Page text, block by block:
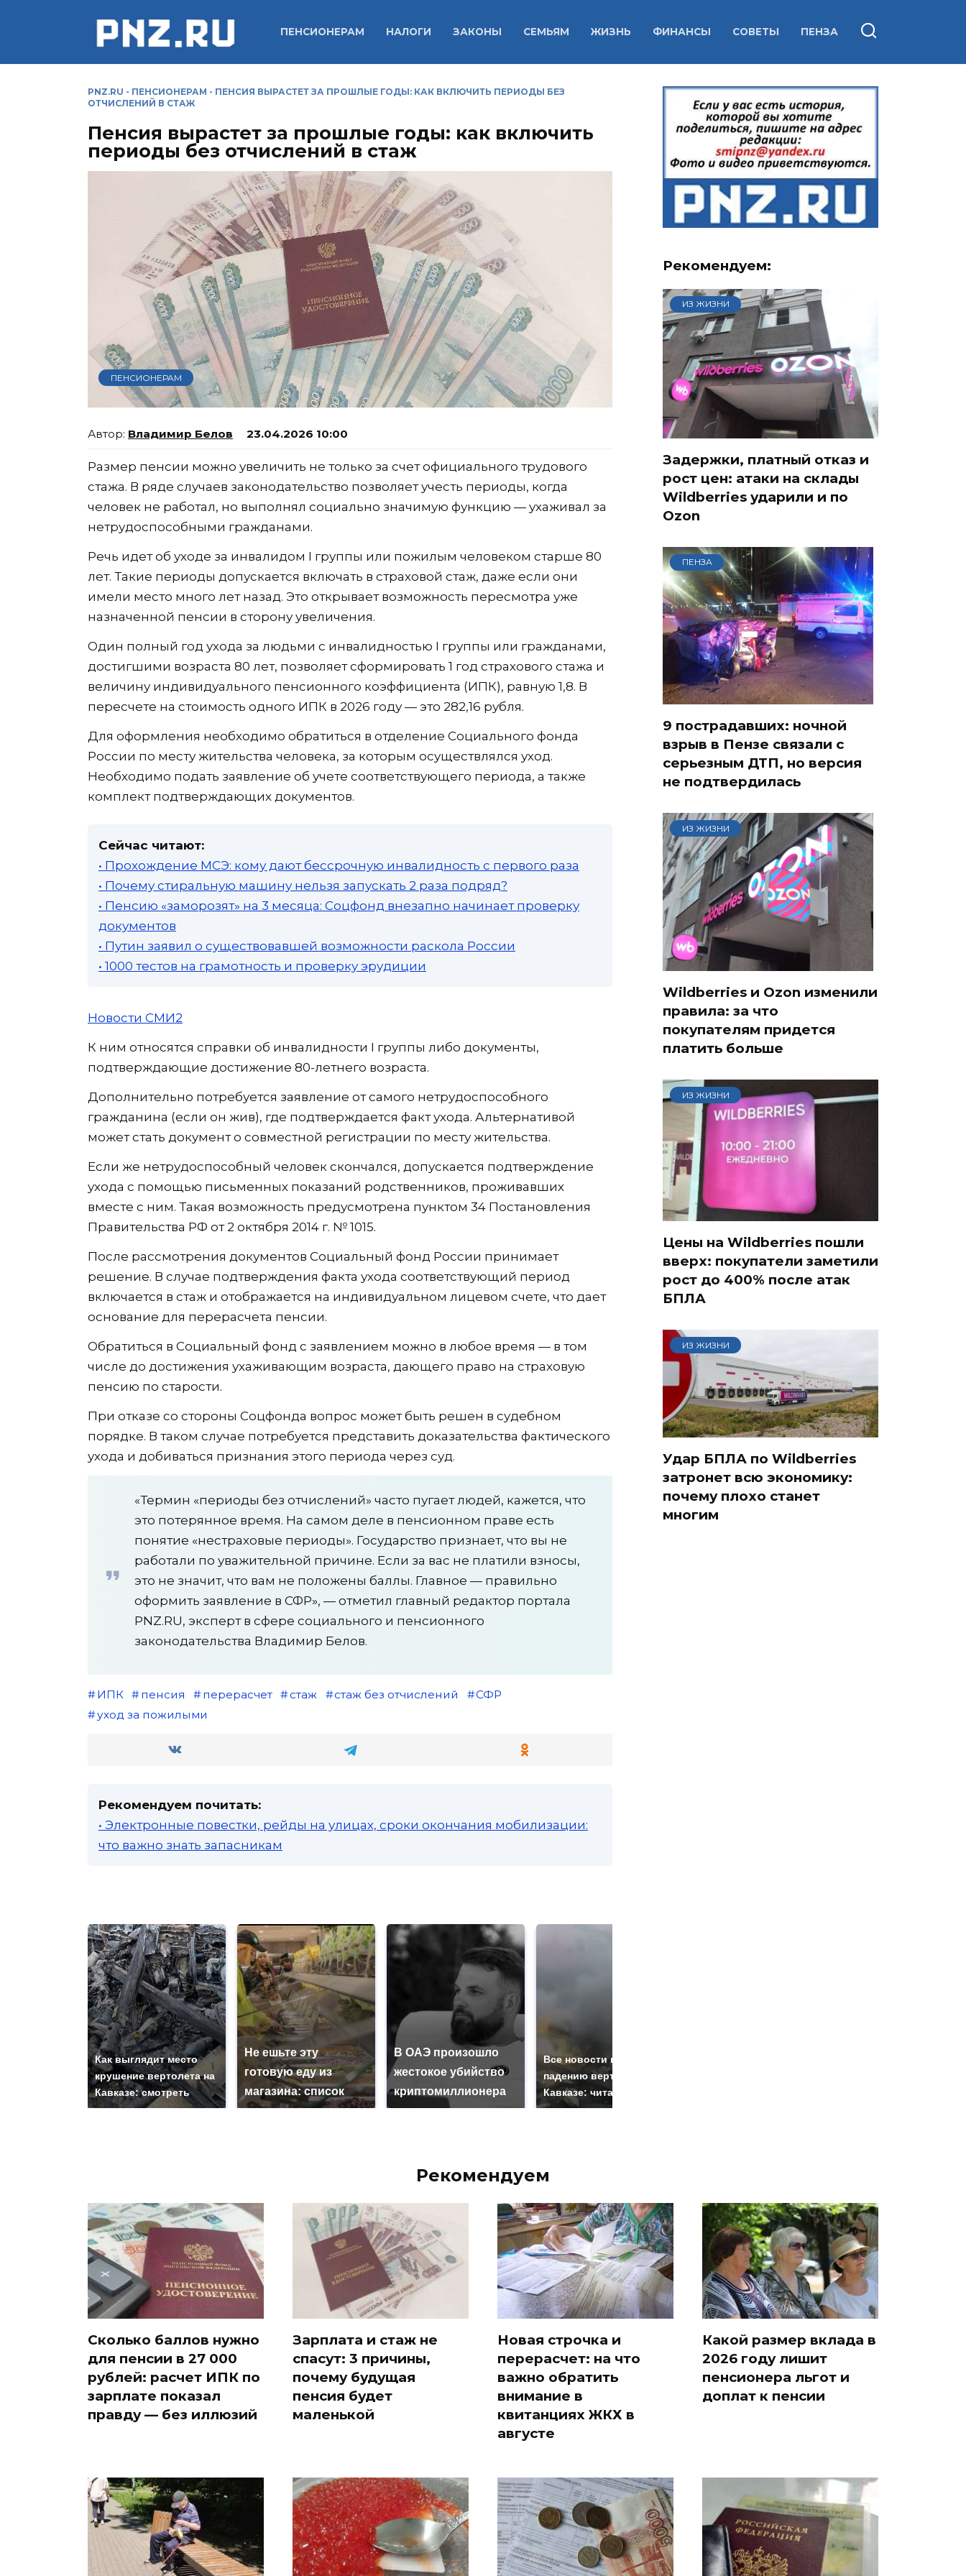
ПЕНСИОНЕРАМ НАЛОГИ ЗАКОНЫ СЕМЬЯМ ЖИЗНЬ ФИНАНСЫ СОВЕТЫ ПЕНЗА
PNZ.RU - ПЕНСИОНЕРАМ - ПЕНСИЯ ВЫРАСТЕТ ЗА ПРОШЛЫЕ ГОДЫ: КАК ВКЛЮЧИТЬ ПЕРИОДЫ БЕЗ
ОТЧИСЛЕНИЙ В СТАЖ
Пенсия вырастет за прошлые годы: как включить
периоды без отчислений в стаж
ПЕНСИОНЕРАМ
Владимир Белов 23.04.2026 10:00
Размер пенсии можно увеличить не только за счет официального трудового
стажа. В ряде случаев законодательство позволяет учесть периоды, когда
человек не работал, но выполнял социально значимую функцию — ухаживал за
нетрудоспособными гражданами.
Речь идет об уходе за инвалидом I группы или пожилым человеком старше 80
лет. Такие периоды допускается включать в страховой стаж, даже если они
имели место много лет назад. Это открывает возможность пересмотра уже
назначенной пенсии в сторону увеличения.
Один полный год ухода за людьми с инвалидностью I группы или гражданами,
достигшими возраста 80 лет, позволяет сформировать 1 год страхового стажа и
величину индивидуального пенсионного коэффициента (ИПК), равную 1,8. В
пересчете на стоимость одного ИПК в 2026 году — это 282,16 рубля.
Для оформления необходимо обратиться в отделение Социального фонда
России по месту жительства человека, за которым осуществлялся уход.
Необходимо подать заявление об учете соответствующего периода, а также
комплект подтверждающих документов.
Сейчас читают:
• Прохождение МСЭ: кому дают бессрочную инвалидность с первого раза
• Почему стиральную машину нельзя запускать 2 раза подряд?
• Пенсию «заморозят» на 3 месяца: Соцфонд внезапно начинает проверку
документов
• Путин заявил о существовавшей возможности раскола России
• 1000 тестов на грамотность и проверку эрудиции
Новости СМИ2
К ним относятся справки об инвалидности I группы либо документы,
подтверждающие достижение 80-летнего возраста.
Дополнительно потребуется заявление от самого нетрудоспособного
гражданина (если он жив), где подтверждается факт ухода. Альтернативой
может стать документ о совместной регистрации по месту жительства.
Если же нетрудоспособный человек скончался, допускается подтверждение
ухода с помощью письменных показаний родственников, проживавших
вместе с ним. Такая возможность предусмотрена пунктом 34 Постановления
Правительства РФ от 2 октября 2014 г. № 1015.
После рассмотрения документов Социальный фонд России принимает
решение. В случае подтверждения факта ухода соответствующий период
включается в стаж и отображается на индивидуальном лицевом счете, что дает
основание для перерасчета пенсии.
Обратиться в Социальный фонд с заявлением можно в любое время — в том
числе до достижения ухаживающим возраста, дающего право на страховую
пенсию по старости.
При отказе со стороны Соцфонда вопрос может быть решен в судебном
порядке. В таком случае потребуется представить доказательства фактического
ухода и добиваться признания этого периода через суд.
«Термин «периоды без отчислений» часто пугает людей, кажется, что
это потерянное время. На самом деле в пенсионном праве есть
понятие «нестраховые периоды». Государство признает, что вы не
работали по уважительной причине. Если за вас не платили взносы,
это не значит, что вам не положены баллы. Главное — правильно
оформить заявление в СФР», — отметил главный редактор портала
PNZ.RU, эксперт в сфере социального и пенсионного
законодательства Владимир Белов.
ИПК пенсия перерасчет стаж стаж без отчислений
СФР
уход за пожилыми
Рекомендуем почитать:
• Электронные повестки, рейды на улицах, сроки окончания мобилизации:
что важно знать запасникам
Как выглядит место
крушение вертолета на
Кавказе: смотреть
Не ешьте эту
готовую еду из
магазина: список
В ОАЭ произошло
жестокое убийство
криптомиллионера
Все новости по
падению вертолета на
Кавказе: читать здесь
Рекомендуем:
ИЗ ЖИЗНИ
Задержки, платный отказ и
рост цен: атаки на склады
Wildberries ударили и по
Ozon
ПЕНЗА
9 пострадавших: ночной
взрыв в Пензе связали с
серьезным ДТП, но версия
не подтвердилась
ИЗ ЖИЗНИ
Wildberries и Ozon изменили
правила: за что
покупателям придется
платить больше
ИЗ ЖИЗНИ
Цены на Wildberries пошли
вверх: покупатели заметили
рост до 400% после атак
БПЛА
ИЗ ЖИЗНИ
Удар БПЛА по Wildberries
затронет всю экономику:
почему плохо станет
многим
Рекомендуем
Сколько баллов нужно
для пенсии в 27 000
рублей: расчет ИПК по
зарплате показал
правду — без иллюзий
Зарплата и стаж не
спасут: 3 причины,
почему будущая
пенсия будет
маленькой
Новая строчка и
перерасчет: на что
важно обратить
внимание в
квитанциях ЖКХ в
августе
Какой размер вклада в
2026 году лишит
пенсионера льгот и
доплат к пенсии